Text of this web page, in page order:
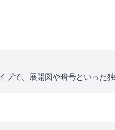
で、展開図や暗号といった